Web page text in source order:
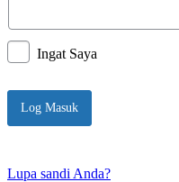
Ingat Saya
Lupa sandi Anda?